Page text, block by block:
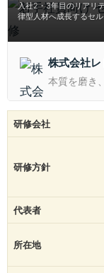
入社2・3年目のリアリ
律型人材へ成長するセ
ジリエンス、Will-Can-
株式会社
本質を磨き
研修会社
研修方針
代表者
所在地